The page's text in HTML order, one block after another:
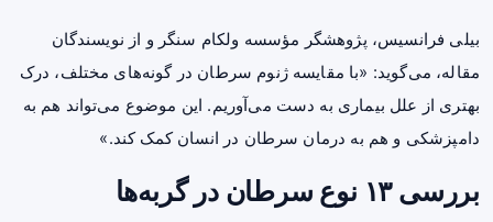
بیلی فرانسیس، پژوهشگر مؤسسه ولکام سنگر و از نویسندگان
مقاله، می‌گوید: «با مقایسه ژنوم سرطان در گونه‌های مختلف، درک
بهتری از علل بیماری به دست می‌آوریم. این موضوع می‌تواند هم به
دامپزشکی و هم به درمان سرطان در انسان کمک کند.»
بررسی ۱۳ نوع سرطان در گربه‌ها